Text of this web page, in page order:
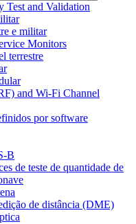
Test and Validation
e militar
Monitors
terrestre
and Wi-Fi Channel
por software
B
de teste de quantidade de
de distância (DME)